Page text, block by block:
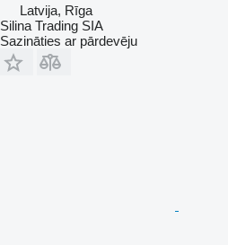
Latvija, Rīga
Silina Trading SIA
Sazināties ar pārdevēju